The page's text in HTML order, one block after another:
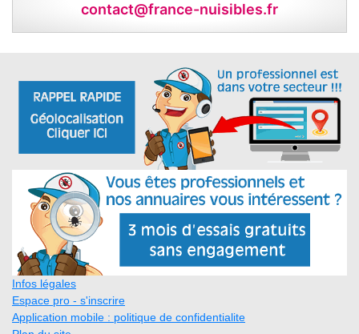
contact@france-nuisibles.fr
Infos légales
Espace pro - s'inscrire
Application mobile : politique de confidentialite